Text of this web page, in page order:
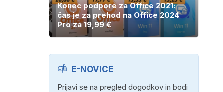
Konec podpore za Office 2021:
čas je za prehod na Office 2024
Pro za 19,99 €
E-NOVICE
Prijavi se na pregled dogodkov in bodi